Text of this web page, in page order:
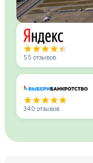
55 отзывов
340 отзывов